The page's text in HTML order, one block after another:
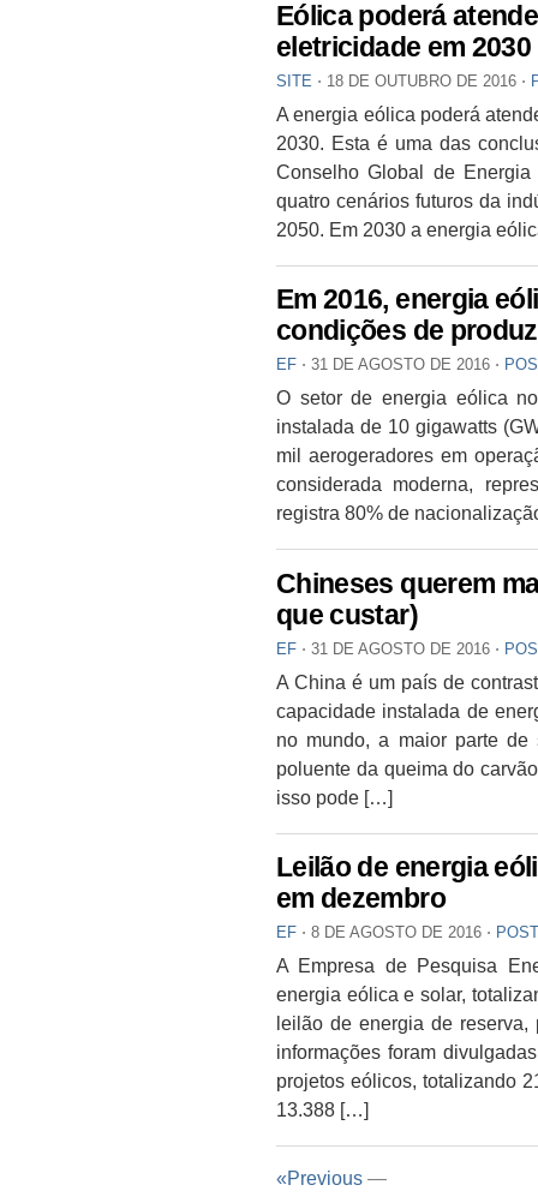
Eólica poderá
eletricidade em 2030
SITE ⋅ 18 DE OUTUBRO DE 2016 ⋅
A energia eólica poderá
2030. Esta é uma das
Conselho Global de
quatro cenários futuros da
2050. Em 2030 a energia
Em 2016, energia
condições de
EF ⋅ 31 DE AGOSTO DE 2016 ⋅
O setor de energia eólica
instalada de 10 gigawatts
mil aerogeradores em
considerada moderna,
registra 80% de
Chineses querem
que custar)
EF ⋅ 31 DE AGOSTO DE 2016 ⋅
A China é um país de
capacidade instalada de
no mundo, a maior parte
poluente da queima do
isso pode […]
Leilão de energia
em dezembro
EF ⋅ 8 DE AGOSTO DE 2016 ⋅
A Empresa de Pesquisa
energia eólica e solar,
leilão de energia de reserva,
informações foram
projetos eólicos, totalizando
13.388 […]
«Previous —